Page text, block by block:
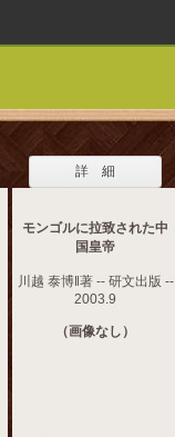
詳 細
モンゴルに拉致された中
国皇帝
川越 泰博‖著 -- 研文出版 --
2003.9
（画像なし）